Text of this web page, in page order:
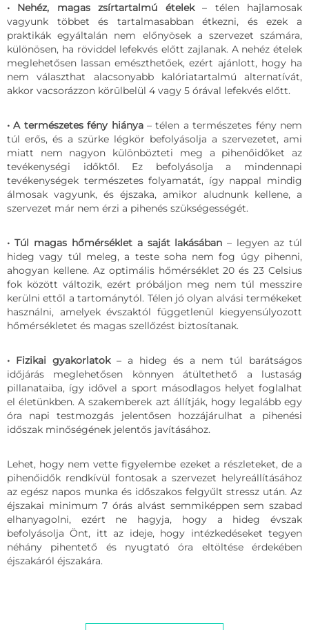
• Nehéz, magas zsírtartalmú ételek– télen hajlamosak
vagyunk többet és tartalmasabban étkezni, és ezek a
praktikák egyáltalán nem előnyösek a szervezet számára,
különösen, ha röviddel lefekvés előtt zajlanak. A nehéz ételek
meglehetősen lassan emészthetőek, ezért ajánlott, hogy ha
nem választhat alacsonyabb kalóriatartalmú alternatívát,
akkor vacsorázzon körülbelül 4 vagy 5 órával lefekvés előtt.
• A természetes fény hiánya– télen a természetes fény nem
túl erős, és a szürke légkör befolyásolja a szervezetet, ami
miatt nem nagyon különbözteti meg a pihenőidőket az
tevékenységi időktől. Ez befolyásolja a mindennapi
tevékenységek természetes folyamatát, így nappal mindig
álmosak vagyunk, és éjszaka, amikor aludnunk kellene, a
szervezet már nem érzi a pihenés szükségességét.
• Túl magas hőmérséklet a saját lakásában – legyen az túl
hideg vagy túl meleg, a teste soha nem fog úgy pihenni,
ahogyan kellene. Az optimális hőmérséklet 20 és 23 Celsius
fok között változik, ezért próbáljon meg nem túl messzire
kerülni ettől a tartománytól. Télen jó olyan alvási termékeket
használni, amelyek évszaktól függetlenül kiegyensúlyozott
hőmérsékletet és magas szellőzést biztosítanak.
• Fizikai gyakorlatok– a hideg és a nem túl barátságos
időjárás meglehetősen könnyen átültethető a lustaság
pillanataiba, így idővel a sport másodlagos helyet foglalhat
el életünkben. A szakemberek azt állítják, hogy legalább egy
óra napi testmozgás jelentősen hozzájárulhat a pihenési
időszak minőségének jelentős javításához.
Lehet, hogy nem vette figyelembe ezeket a részleteket, de a
pihenőidők rendkívül fontosak a szervezet helyreállításához
az egész napos munka és időszakos felgyűlt stressz után. Az
éjszakai minimum 7 órás alvást semmiképpen sem szabad
elhanyagolni, ezért ne hagyja, hogy a hideg évszak
befolyásolja Önt, itt az ideje, hogy intézkedéseket tegyen
néhány pihentető és nyugtató óra eltöltése érdekében
éjszakáról éjszakára.